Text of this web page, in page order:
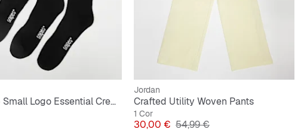
3 PACK - Small Logo Essential Crew Socks
Jordan
Crafted Utility Woven Pants
1 Cor
Preço
30,00 € Preço original
54,99 €